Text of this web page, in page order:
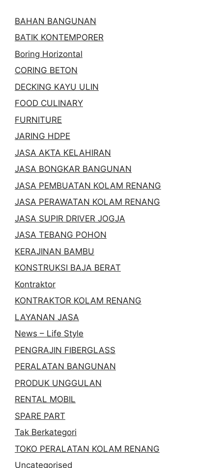
BAHAN BANGUNAN
BATIK KONTEMPORER
Boring Horizontal
CORING BETON
DECKING KAYU ULIN
FOOD CULINARY
FURNITURE
JARING HDPE
JASA AKTA KELAHIRAN
JASA BONGKAR BANGUNAN
JASA PEMBUATAN KOLAM RENANG
JASA PERAWATAN KOLAM RENANG
JASA SUPIR DRIVER JOGJA
JASA TEBANG POHON
KERAJINAN BAMBU
KONSTRUKSI BAJA BERAT
Kontraktor
KONTRAKTOR KOLAM RENANG
LAYANAN JASA
News – Life Style
PENGRAJIN FIBERGLASS
PERALATAN BANGUNAN
PRODUK UNGGULAN
RENTAL MOBIL
SPARE PART
Tak Berkategori
TOKO PERALATAN KOLAM RENANG
Uncategorised